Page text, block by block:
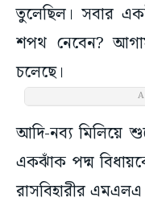
তুলেছিল। সবার
শপথ নেবেন?
চলেছে।
আদি-নব্য মিলিয়ে
একঝাঁক পদ্ম
রাসবিহারীর এমএলএ